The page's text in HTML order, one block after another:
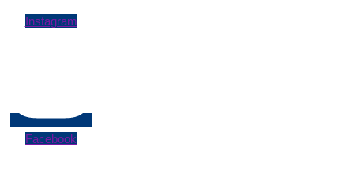
Instagram
Facebook